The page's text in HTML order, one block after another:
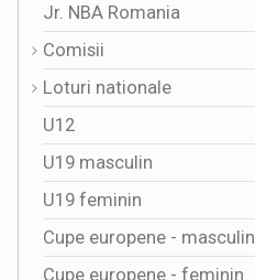
Jr. NBA Romania
Comisii
Loturi nationale
U12
U19 masculin
U19 feminin
Cupe europene - masculin
Cupe europene - feminin